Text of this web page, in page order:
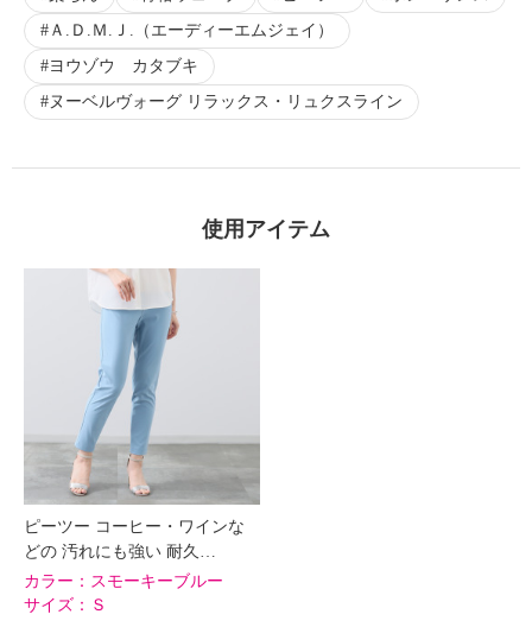
Ａ.Ｄ.Ｍ.Ｊ.（エーディーエムジェイ）
ヨウゾウ カタブキ
ヌーベルヴォーグ リラックス・リュクスライン
使用アイテム
ピーツー コーヒー・ワインな
どの 汚れにも強い 耐久…
カラー： スモーキーブルー
サイズ： Ｓ